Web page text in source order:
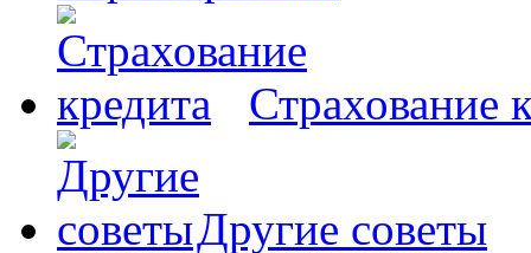
Страхование
Другие советы